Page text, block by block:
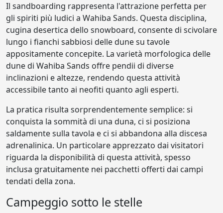
Il sandboarding rappresenta l'attrazione perfetta per
gli spiriti più ludici a Wahiba Sands. Questa disciplina,
cugina desertica dello snowboard, consente di scivolare
lungo i fianchi sabbiosi delle dune su tavole
appositamente concepite. La varietà morfologica delle
dune di Wahiba Sands offre pendii di diverse
inclinazioni e altezze, rendendo questa attività
accessibile tanto ai neofiti quanto agli esperti.
La pratica risulta sorprendentemente semplice: si
conquista la sommità di una duna, ci si posiziona
saldamente sulla tavola e ci si abbandona alla discesa
adrenalinica. Un particolare apprezzato dai visitatori
riguarda la disponibilità di questa attività, spesso
inclusa gratuitamente nei pacchetti offerti dai campi
tendati della zona.
Campeggio sotto le stelle